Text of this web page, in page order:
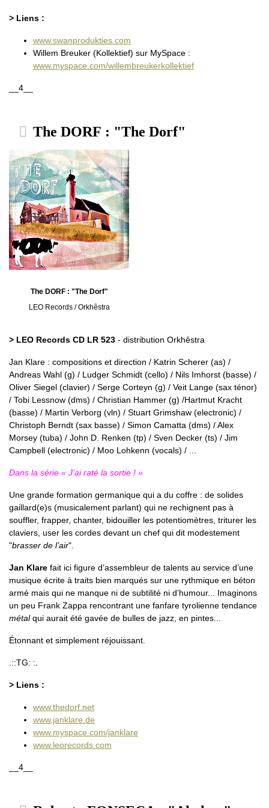
> Liens :
www.swanprodukties.com
Willem Breuker (Kollektief) sur MySpace :
www.myspace.com/willembreukerkollektief
__4__
The DORF : "The Dorf"
The DORF : "The Dorf"
LEO Records / Orkhêstra
> LEO Records CD LR 523 - distribution Orkhêstra
Jan Klare : compositions et direction / Katrin Scherer (as) /
Andreas Wahl (g) / Ludger Schmidt (cello) / Nils Imhorst (basse) /
Oliver Siegel (clavier) / Serge Corteyn (g) / Veit Lange (sax ténor)
/ Tobi Lessnow (dms) / Christian Hammer (g) /Hartmut Kracht
(basse) / Martin Verborg (vln) / Stuart Grimshaw (electronic) /
Christoph Berndt (sax basse) / Simon Camatta (dms) / Alex
Morsey (tuba) / John D. Renken (tp) / Sven Decker (ts) / Jim
Campbell (electronic) / Moo Lohkenn (vocals) / ...
Dans la série « J’ai raté la sortie ! »
Une grande formation germanique qui a du coffre : de solides
gaillard(e)s (musicalement parlant) qui ne rechignent pas à
souffler, frapper, chanter, bidouiller les potentiomètres, triturer les
claviers, user les cordes devant un chef qui dit modestement
"brasser de l’air".
Jan Klare fait ici figure d’assembleur de talents au service d’une
musique écrite à traits bien marqués sur une rythmique en béton
armé mais qui ne manque ni de subtilité ni d’humour... Imaginons
un peu Frank Zappa rencontrant une fanfare tyrolienne tendance
métalqui aurait été gavée de bulles de jazz, en pintes...
Étonnant et simplement réjouissant.
.::TG: :.
> Liens :
www.thedorf.net
www.janklare.de
www.myspace.com/janklare
www.leorecords.com
__4__